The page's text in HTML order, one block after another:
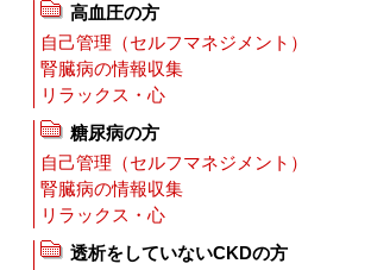
高血圧の方
自己管理（セルフマネジメント）
腎臓病の情報収集
リラックス・心
糖尿病の方
自己管理（セルフマネジメント）
腎臓病の情報収集
リラックス・心
透析をしていないCKDの方